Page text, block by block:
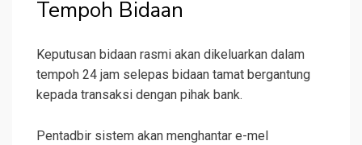
Tempoh Bidaan
Keputusan bidaan rasmi akan dikeluarkan dalam
tempoh 24 jam selepas bidaan tamat bergantung
kepada transaksi dengan pihak bank.
Pentadbir sistem akan menghantar e-mel